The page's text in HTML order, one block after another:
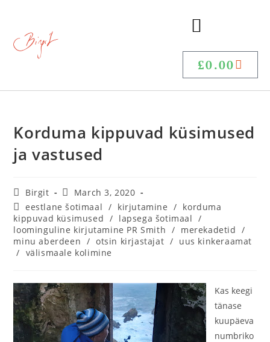
£0.00
Korduma kippuvad küsimused
ja vastused
Birgit
March 3, 2020
eestlane šotimaal / kirjutamine / korduma
kippuvad küsimused / lapsega šotimaal /
loominguline kirjutamine PR Smith / merekadetid /
minu aberdeen / otsin kirjastajat / uus kinkeraamat
/ välismaale kolimine
Kas keegi
tänase
kuupäeva
numbriko